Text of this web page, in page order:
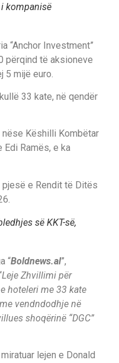
kompanisë
“Anchor Investment”
përqind të aksioneve
5 mijë euro.
33 kate, në qendër
nëse Këshilli Kombëtar
Edi Ramës, e ka
e Rendit të Ditës
së KKT-së,
“Boldnews.al”,
Leje Zhvillimi për
hoteleri me 33 kate
vendndodhje në
shoqërinë “DGC”
lejen e Donald